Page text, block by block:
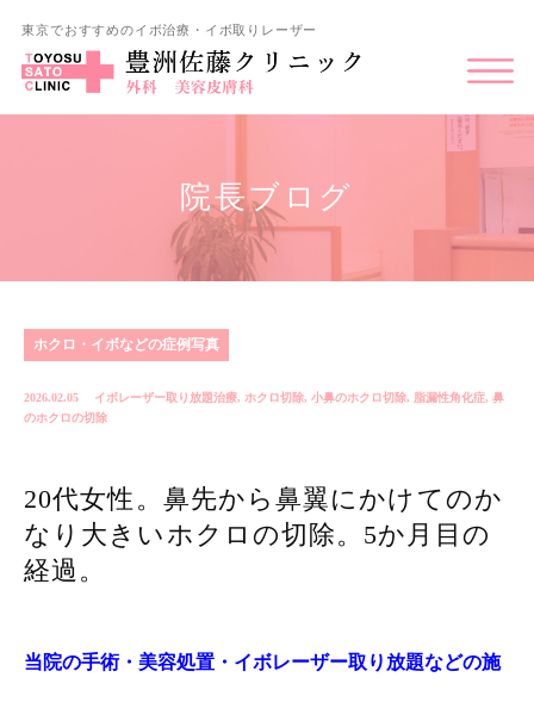
東京でおすすめのイボ治療・イボ取りレーザー
院長ブログ
ホクロ・イボなどの症例写真
2026.02.05 イボレーザー取り放題治療, ホクロ切除, 小鼻のホクロ切除, 脂漏性角化症, 鼻
のホクロの切除
20代女性。鼻先から鼻翼にかけてのか
なり大きいホクロの切除。5か月目の
経過。
当院の手術・美容処置・イボレーザー取り放題などの施